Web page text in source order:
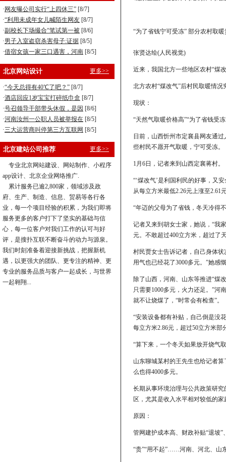
· 网友曝公司实行“上四休三” [8/7]
·“利用未成年女儿喊陌生网友 [8/7]
·副校长下场撮合“笔试第一被 [8/6]
·男子入室盗窃杀害母子:证据 [8/5]
·借宿女孩一家三口遇害，河南 [8/5]
北京网站设计 更多>>
·“今天总得有40℃了吧？” [8/7]
·酒店回应1岁宝宝打碎纸巾盒 [8/7]
·号召领导干部带头休假，是因 [8/6]
·河南汝州一公职人员被举报在 [8/5]
·三大运营商叫停第三方互联网 [8/5]
北京建站公司推荐 更多>>
专业北京网站建设、网站制作、小程序
app设计、北京企业网络推广.
累计服务已逾2,800家，领域涉及政
府、生产、制造、信息、贸易等各行各
业，每一个项目经验的积累，为我们即将
服务更多的客户打下了坚实的基础与信
心，每一位客户对我们工作的认可与好
评，是搜扑互联不断奋斗的动力与源泉。
我们时刻准备着迎接新挑战，把握新机
遇，以更强大的团队、更专注的精神、更
专业的服务品质与客户一起成长，与世界
一起翱翔...
“为了省钱宁可受冻” 部分农村取
张贤达绘(人民视觉)
近来，我国北方一些地区农村“煤
北方农村“煤改气”后村民取暖情
现状：
“天然气取暖价格高”“为了省钱受
日前，山西忻州市定襄县网友通
些村民不愿开气取暖，宁可受冻。
1月6日，记者来到山西定襄蒋村。
“‘煤改气’是利国利民的好事，又
从每立方米最低2.26元上涨至2.61
“年迈的父母为了省钱，冬天冷得
记者又来到胡女士家，她说，“我
元。不敢超过400立方米，超过了
村民贾女士告诉记者，自己身体
用气也已经花了3000多元。”她感
除了山西，河南、山东等推进“煤
只需要1000多元，火力还足。”河
就不让烧煤了，“时常会有检查”。
“安装设备都有补贴，自己倒是没
每立方米2.86元，超过50立方米部
“算下来，一个冬天如果放开烧气
山东聊城某村的王先生也给记者
么也得4000多元。
长期从事环境治理与公共政策研
区，尤其是收入水平相对较低的
原因：
管网建护成本高、财政补贴“退坡”
“贵”“用不起”……河南、河北、山